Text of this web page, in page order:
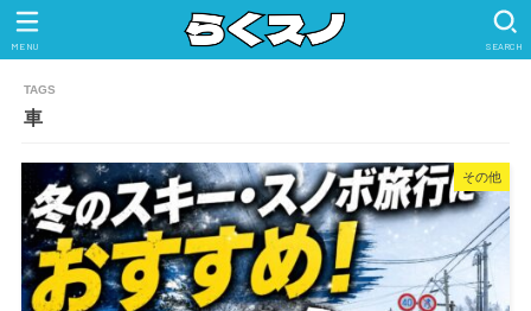
SEARCH
MENU
車
その他